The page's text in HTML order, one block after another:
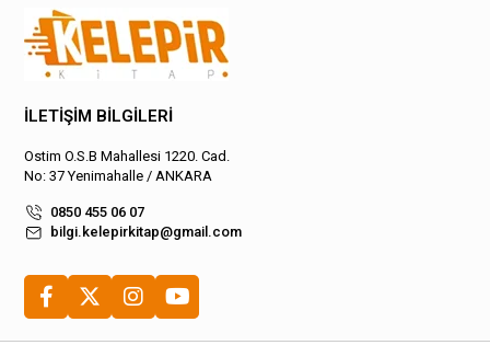
İLETİŞİM BİLGİLERİ
Ostim O.S.B Mahallesi 1220. Cad.
No: 37 Yenimahalle / ANKARA
0850 455 06 07
bilgi.kelepirkitap@gmail.com